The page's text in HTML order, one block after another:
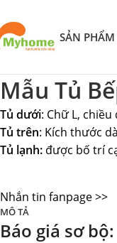
SẢN
Mẫu Tủ
Tủ dưới: Chữ L,
Tủ trên: Kích thước
Tủ lạnh: được bố trí
Nhắn tin fanpage >>
MÔ TẢ
Báo giá sơ bộ: